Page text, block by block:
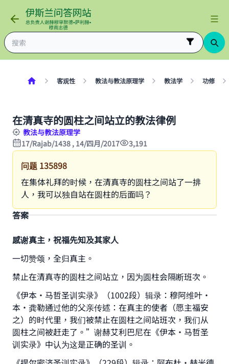
客观性 教法与教法原理学 教法学 功修
在清真寺的圆柱之间站立的教法律例
教法与教法原理学
17/Rajab/1438 , 14/四月/2017
3,191
问题 135898
在集体礼拜的时候，在清真寺的圆柱之间站了一排
人，我可以独自站在圆柱的后面吗？
答案
感谢真主，祝福先知及其家人
一切赞颂，全归真主。
禁止在清真寺的圆柱之间站立，因为圆柱会隔断班次。
《伊本·马哲圣训实录》（1002段）辑录：穆阿维叶·
本·龚勒通过他的父亲传述：在真主的使者（愿主福安
之）的时代里，我们被禁止在圆柱之间站班次，我们从
圆柱之间被赶走了。”谢赫艾利巴尼在《伊本·马哲圣
训实录》中认为这是正确的圣训。